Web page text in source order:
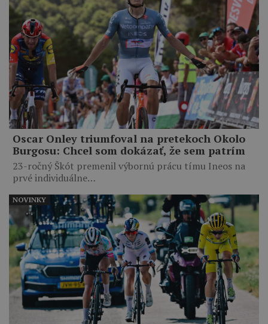
Oscar Onley triumfoval na pretekoch Okolo
Burgosu: Chcel som dokázať, že sem patrím
23-ročný Škót premenil výbornú prácu tímu Ineos na
prvé individuálne…
NOVINKY